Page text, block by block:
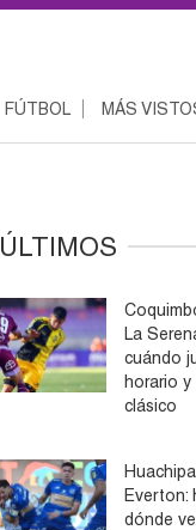
FÚTBOL MÁS
ÚLTIMOS
La
cuándo
horario y
clásico
Everton:
dónde